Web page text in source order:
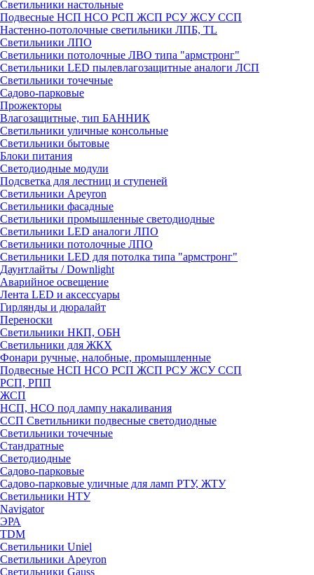
Светильники настольные
Подвесные НСП НСО РСП ЖСП РСУ ЖСУ ССП
Настенно-потолочные светильники ЛПБ, TL
Светильники ЛПО
Светильники потолочные ЛВО типа "армстронг"
Светильники LED пылевлагозащитные аналоги ЛСП
Светильники точечные
Садово-парковые
Прожекторы
Влагозащитные, тип БАННИК
Светильники уличные консольные
Светильники бытовые
Блоки питания
Светодиодные модули
Подсветка для лестниц и ступеней
Светильники Apeyron
Светильники фасадные
Светильники промышленные светодиодные
Светильники LED аналоги ЛПО
Светильники потолочные ЛПО
Светильники LED для потолка типа "армстронг"
Даунтлайты / Downlight
Аварийное освещение
Лента LED и аксессуары
Гирлянды и дюралайт
Переноски
Светильники НКП, ОБН
Светильники для ЖКХ
Фонари ручные, налобные, промышленные
Подвесные НСП НСО РСП ЖСП РСУ ЖСУ ССП
РСП, РПП
ЖСП
НСП, НСО под лампу накаливания
ССП Светильники подвесные светодиодные
Светильники точечные
Стандратные
Светодиодные
Садово-парковые
Садово-парковые уличные для ламп РТУ, ЖТУ
Светильники НТУ
Navigator
ЭРА
TDM
Светильники Uniel
Светильники Apeyron
Светильники Gauss